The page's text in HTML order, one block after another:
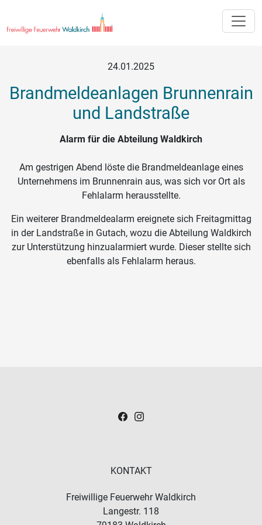
24.01.2025
Brandmeldeanlagen Brunnenrain
und Landstraße
Alarm für die Abteilung Waldkirch
Am gestrigen Abend löste die Brandmeldeanlage eines
Unternehmens im Brunnenrain aus, was sich vor Ort als
Fehlalarm herausstellte.
Ein weiterer Brandmeldealarm ereignete sich Freitagmittag
in der Landstraße in Gutach, wozu die Abteilung Waldkirch
zur Unterstützung hinzualarmiert wurde. Dieser stellte sich
ebenfalls als Fehlalarm heraus.
KONTAKT
Freiwillige Feuerwehr Waldkirch
Langestr. 118